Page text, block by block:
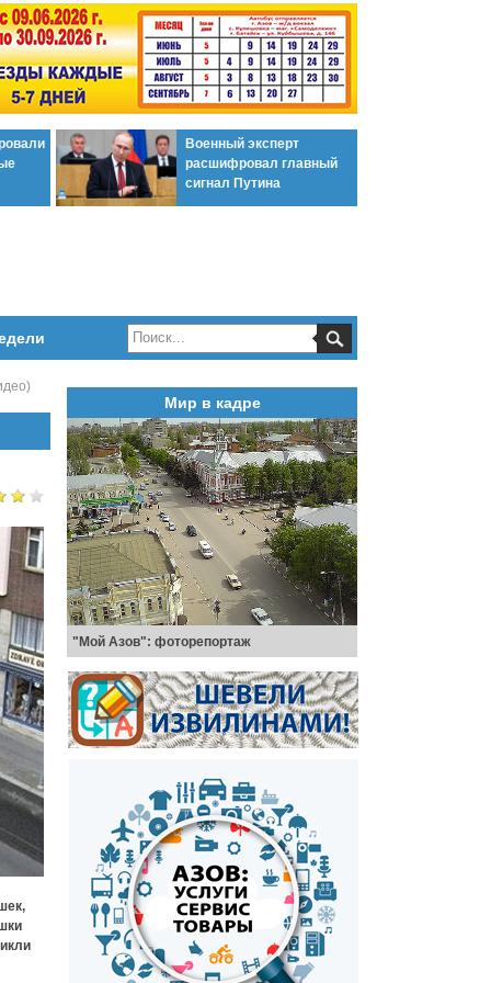
Военный эксперт
расшифровал главный
сигнал Путина
Мир в кадре
"Мой Азов": фоторепортаж